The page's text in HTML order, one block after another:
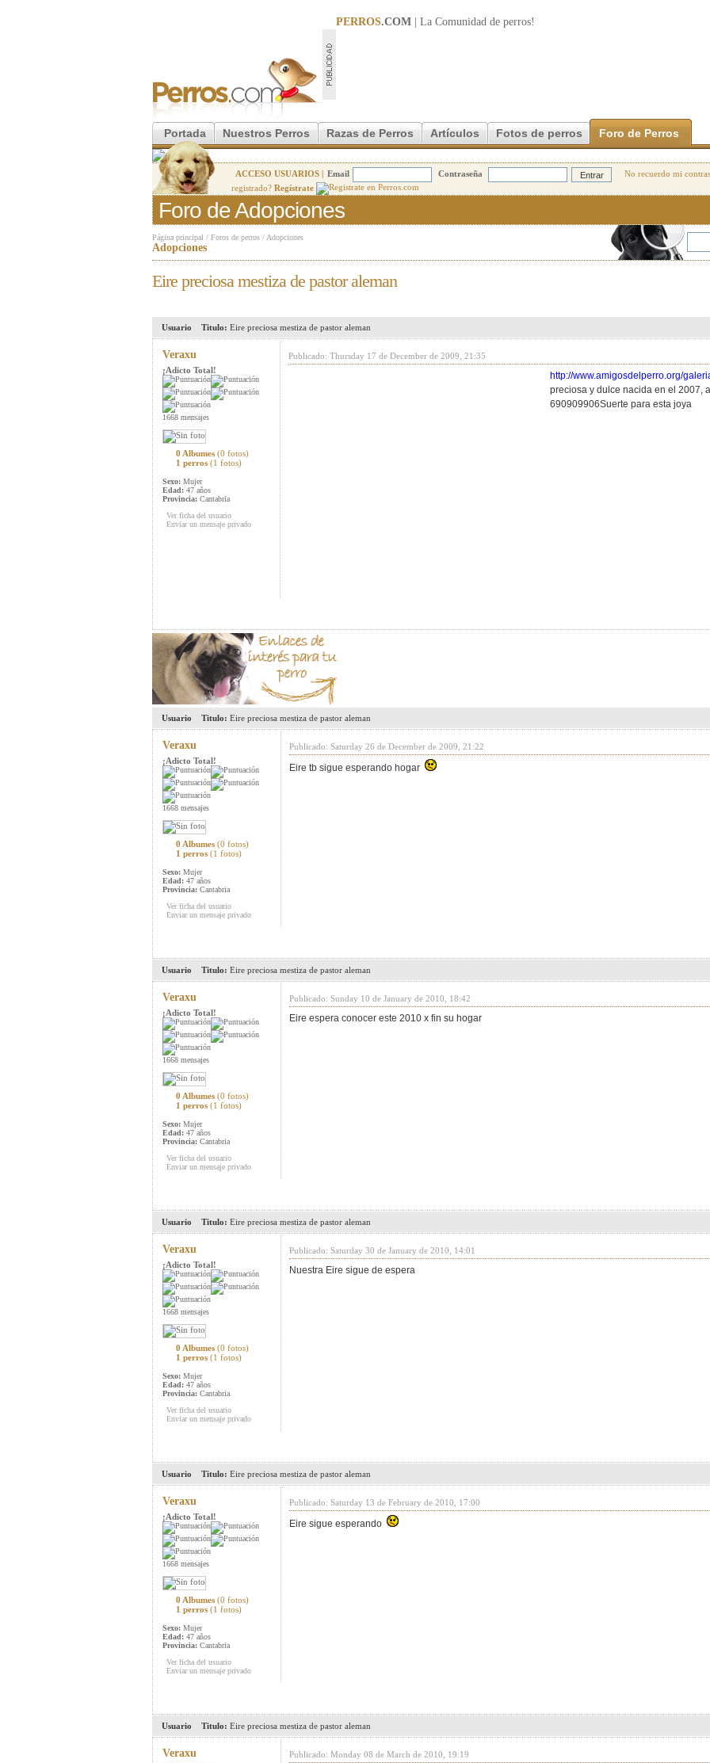
PERROS.COM | La Comunidad de perros!
Portada Nuestros Perros Razas de Perros Artículos Fotos de perros Foro de Perros
ACCESO USUARIOS | Email Contraseña No recuerdo mi
registrado? Regístrate
Foro de Adopciones
Página principal / Foros de perros / Adopciones
Adopciones
Eire preciosa mestiza de pastor aleman
Usuario Titulo: Eire preciosa mestiza de pastor aleman
Veraxu
¡Adicto Total!
1668 mensajes
0 Albumes (0 fotos)
1 perros (1 fotos)
Sexo: Mujer
Edad: 47 años
Provincia: Cantabria
Ver ficha del usuario
Enviar un mensaje privado
Publicado: Thursday 17 de December de 2009, 21:35
http://www.amigosdelperro.org/
preciosa y dulce nacida en el 2007,
690909906Suerte para esta joya
Usuario Titulo: Eire preciosa mestiza de pastor aleman
Veraxu
¡Adicto Total!
1668 mensajes
0 Albumes (0 fotos)
1 perros (1 fotos)
Sexo: Mujer
Edad: 47 años
Provincia: Cantabria
Ver ficha del usuario
Enviar un mensaje privado
Publicado: Saturday 26 de December de 2009, 21:22
Eire tb sigue esperando hogar
Usuario Titulo: Eire preciosa mestiza de pastor aleman
Veraxu
¡Adicto Total!
1668 mensajes
0 Albumes (0 fotos)
1 perros (1 fotos)
Sexo: Mujer
Edad: 47 años
Provincia: Cantabria
Ver ficha del usuario
Enviar un mensaje privado
Publicado: Sunday 10 de January de 2010, 18:42
Eire espera conocer este 2010 x fin su hogar
Usuario Titulo: Eire preciosa mestiza de pastor aleman
Veraxu
¡Adicto Total!
1668 mensajes
0 Albumes (0 fotos)
1 perros (1 fotos)
Sexo: Mujer
Edad: 47 años
Provincia: Cantabria
Ver ficha del usuario
Enviar un mensaje privado
Publicado: Saturday 30 de January de 2010, 14:01
Nuestra Eire sigue de espera
Usuario Titulo: Eire preciosa mestiza de pastor aleman
Veraxu
¡Adicto Total!
1668 mensajes
0 Albumes (0 fotos)
1 perros (1 fotos)
Sexo: Mujer
Edad: 47 años
Provincia: Cantabria
Ver ficha del usuario
Enviar un mensaje privado
Publicado: Saturday 13 de February de 2010, 17:00
Eire sigue esperando
Usuario Titulo: Eire preciosa mestiza de pastor aleman
Veraxu Publicado: Monday 08 de March de 2010, 19:19